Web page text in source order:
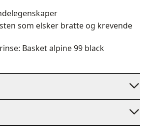
som elsker bratte og krevende
Basket alpine 99 black